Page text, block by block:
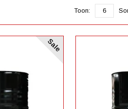
Toon: 6
Sale